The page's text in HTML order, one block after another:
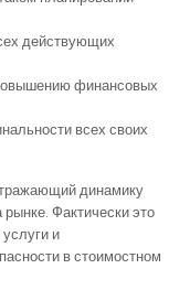
действующих
финансовых
всех своих
динамику
Фактически это
и
в стоимостном